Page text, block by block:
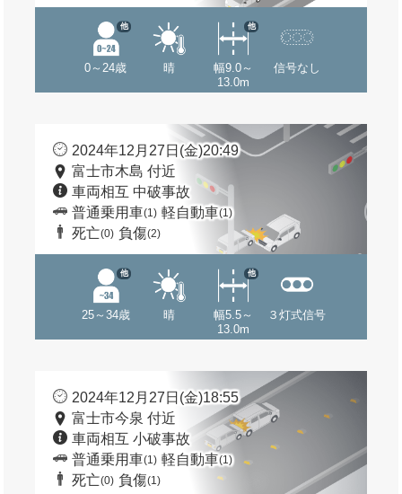
0～24歳
他
晴
幅9.0～
13.0m
他
信号なし
2024年12月27日(金)20:49
富士市木島 付近
車両相互 中破事故
普通乗用車(1) 軽自動車(1)
死亡(0) 負傷(2)
25～34歳
他
晴
幅5.5～
13.0m
他
３灯式信号
2024年12月27日(金)18:55
富士市今泉 付近
車両相互 小破事故
普通乗用車(1) 軽自動車(1)
死亡(0) 負傷(1)